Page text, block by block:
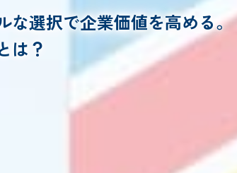
な選択で企業価値を高める。
は？